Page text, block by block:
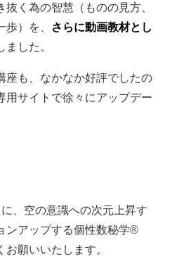
く為の智慧（ものの見方、
）を、
さらに動画教材とし
ました。
座も、なかなか好評でしたの
用サイトで徐々にアップデー
、空の意識への次元上昇す
ンアップする個性数秘学®
願いいたします。